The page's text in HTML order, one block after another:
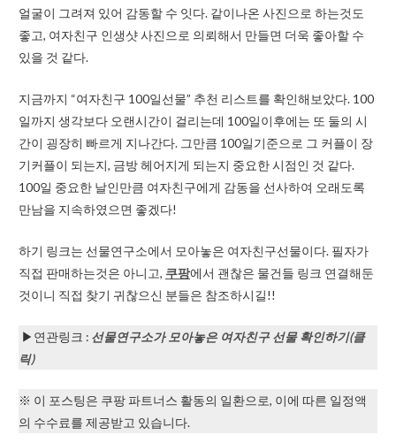
얼굴이 그려져 있어 감동할 수 잇다. 같이나온 사진으로 하는것도
좋고, 여자친구 인생샷 사진으로 의뢰해서 만들면 더욱 좋아할 수
있을 것 같다.
지금까지 “여자친구 100일선물” 추천 리스트를 확인해보았다. 100
일까지 생각보다 오랜시간이 걸리는데 100일이후에는 또 둘의 시
간이 굉장히 빠르게 지나간다. 그만큼 100일기준으로 그 커플이 장
기커플이 되는지, 금방 헤어지게 되는지 중요한 시점인 것 같다.
100일 중요한 날인만큼 여자친구에게 감동을 선사하여 오래도록
만남을 지속하였으면 좋겠다!
하기 링크는 선물연구소에서 모아놓은 여자친구선물이다. 필자가
직접 판매하는것은 아니고, 쿠팡에서 괜찮은 물건들 링크 연결해둔
것이니 직접 찾기 귀찮으신 분들은 참조하시길!!
▶연관링크 : 선물연구소가 모아놓은 여자친구 선물 확인하기(클
릭)
※ 이 포스팅은 쿠팡 파트너스 활동의 일환으로, 이에 따른 일정액
의 수수료를 제공받고 있습니다.